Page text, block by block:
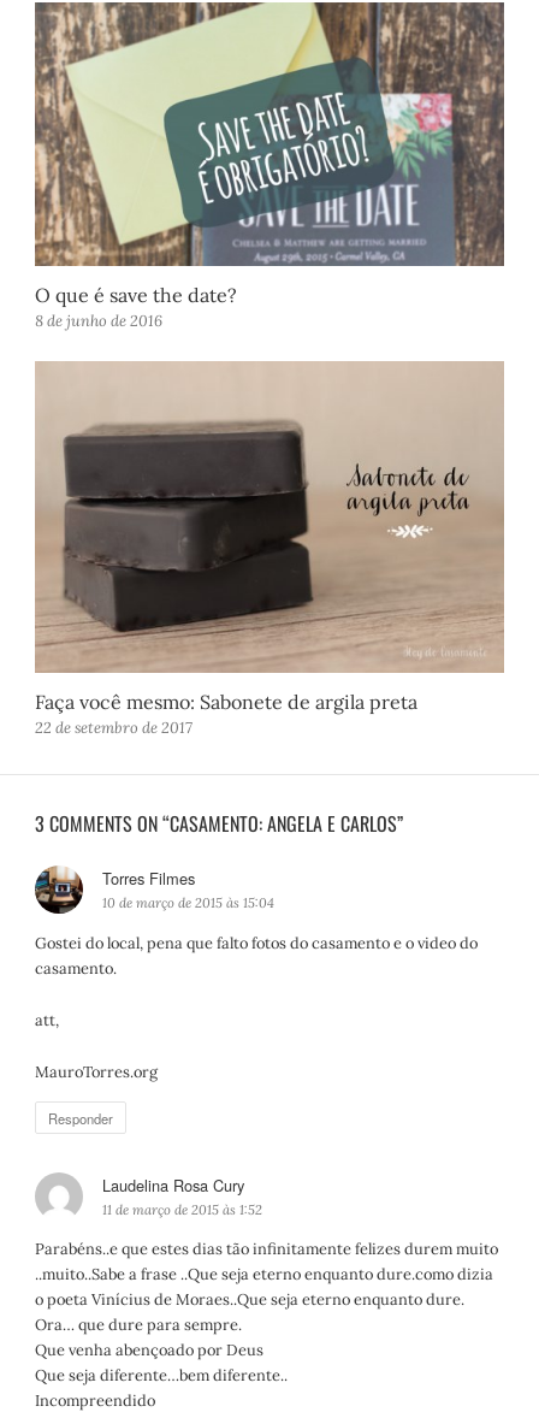
O que é save the date?
8 de junho de 2016
Faça você mesmo: Sabonete de argila preta
22 de setembro de 2017
3 COMMENTS ON “CASAMENTO: ANGELA E CARLOS”
Torres Filmes
i
s
10 de março de 2015 às 15:04
Gostei do local, pena que falto fotos do casamento e o video do
casamento.
att,
MauroTorres.org
Responder
Laudelina Rosa Cury
i
s
e
:
11 de março de 2015 às 1:52
Parabéns..e que estes dias tão infinitamente felizes durem muito
..muito..Sabe a frase ..Que seja eterno enquanto dure.como dizia
o poeta Vinícius de Moraes..Que seja eterno enquanto dure.
Ora… que dure para sempre.
Que venha abençoado por Deus
Que seja diferente…bem diferente..
Incompreendido